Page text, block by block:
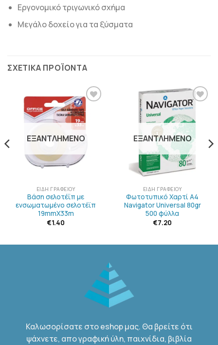
Εργονομικό τριγωνικό σχήμα
Μεγάλο δοχείο για τα ξύσματα
ΣΧΕΤΙΚΆ ΠΡΟΪΌΝΤΑ
ΠΡΟΣΘΉΚΗ
ΣΤΗΝ
ΛΊΣΤΑ
ΕΠΙΘΥΜΙΏΝ
ΕΞΑΝΤΛΗΜΈΝΟ
ΕΊΔΗ ΓΡΑΦΕΊΟΥ
Βάση σελοτέϊπ με
ενσωματωμένο σελοτέϊπ
19mmX33m
€1.40
ΠΡΟΣΘΉΚΗ
ΣΤΗΝ
ΛΊΣΤΑ
ΕΠΙΘΥΜΙΏΝ
ΕΞΑΝΤΛΗΜΈΝΟ
ΕΊΔΗ ΓΡΑΦΕΊΟΥ
Φωτοτυπικό Χαρτί Α4
Navigator Universal 80gr
500 φύλλα
€7.20
Καλωσορίσατε στο eshop μας. Θα βρείτε ότι
ψάχνετε, απο γραφική ύλη, παιχνίδια, βιβλία